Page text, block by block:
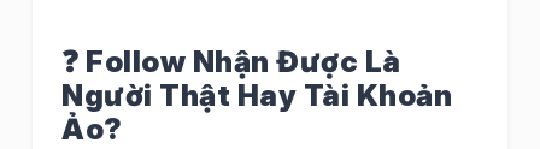
❓ Follow Nhận Được Là
Người Thật Hay Tài Khoản
Ảo?